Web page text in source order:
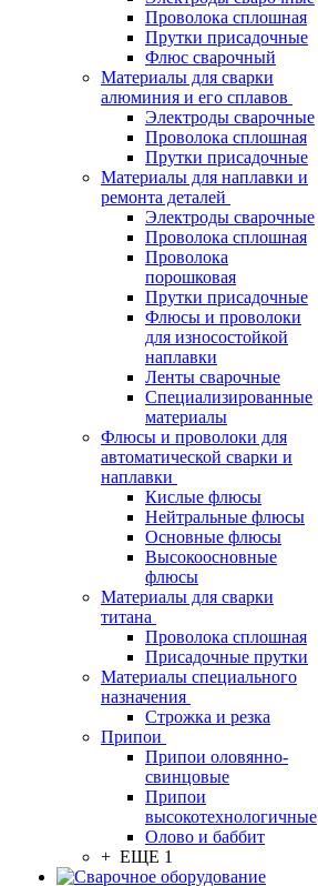
Проволока сплошная
Прутки присадочные
Флюс сварочный
Материалы для сварки
алюминия и его сплавов
Электроды сварочные
Проволока сплошная
Прутки присадочные
Материалы для наплавки и
ремонта деталей
Электроды сварочные
Проволока сплошная
Проволока
порошковая
Прутки присадочные
Флюсы и проволоки
для износостойкой
наплавки
Ленты сварочные
Специализированные
материалы
Флюсы и проволоки для
автоматической сварки и
наплавки
Кислые флюсы
Нейтральные флюсы
Основные флюсы
Высокоосновные
флюсы
Материалы для сварки
титана
Проволока сплошная
Присадочные прутки
Материалы специального
назначения
Строжка и резка
Припои
Припои оловянно-
свинцовые
Припои
высокотехнологичные
Олово и баббит
+ ЕЩЕ 1